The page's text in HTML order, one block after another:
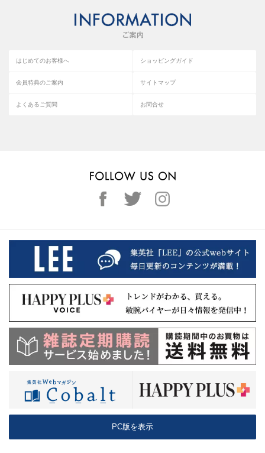
はじめてのお客様へ ショッピングガイド
会員特典のご案内 サイトマップ
よくあるご質問 お問合せ
PC版を表示